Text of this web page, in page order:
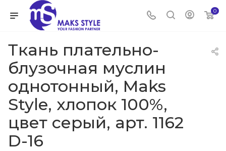
0
Ткань плательно-
блузочная муслин
однотонный, Maks
Style, хлопок 100%,
цвет серый, арт. 1162
D-16